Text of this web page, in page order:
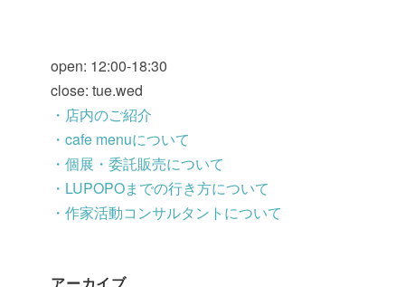
open: 12:00-18:30
close: tue.wed
・店内のご紹介
・cafe menuについて
・個展・委託販売について
・LUPOPOまでの行き方について
・作家活動コンサルタントについて